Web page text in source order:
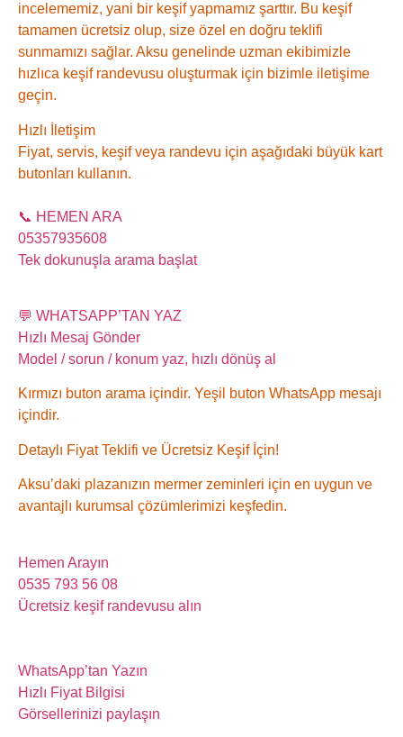
incelememiz, yani bir keşif yapmamız şarttır. Bu keşif
tamamen ücretsiz olup, size özel en doğru teklifi
sunmamızı sağlar. Aksu genelinde uzman ekibimizle
hızlıca keşif randevusu oluşturmak için bizimle iletişime
geçin.
Hızlı İletişim
Fiyat, servis, keşif veya randevu için aşağıdaki büyük kart
butonları kullanın.
📞 HEMEN ARA
05357935608
Tek dokunuşla arama başlat
💬 WHATSAPP’TAN YAZ
Hızlı Mesaj Gönder
Model / sorun / konum yaz, hızlı dönüş al
Kırmızı buton arama içindir. Yeşil buton WhatsApp mesajı
içindir.
Detaylı Fiyat Teklifi ve Ücretsiz Keşif İçin!
Aksu’daki plazanızın mermer zeminleri için en uygun ve
avantajlı kurumsal çözümlerimizi keşfedin.
Hemen Arayın
0535 793 56 08
Ücretsiz keşif randevusu alın
WhatsApp’tan Yazın
Hızlı Fiyat Bilgisi
Görsellerinizi paylaşın